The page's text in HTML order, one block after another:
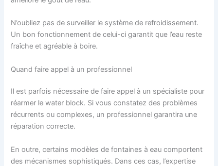
N’oubliez pas de surveiller le système de refroidissement.
Un bon fonctionnement de celui-ci garantit que l’eau reste
fraîche et agréable à boire.
Quand faire appel à un professionnel
Il est parfois nécessaire de faire appel à un spécialiste pour
réarmer le water block. Si vous constatez des problèmes
récurrents ou complexes, un professionnel garantira une
réparation correcte.
En outre, certains modèles de fontaines à eau comportent
des mécanismes sophistiqués. Dans ces cas, l’expertise